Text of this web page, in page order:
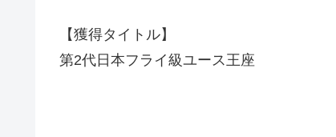
【獲得タイトル】
第2代日本フライ級ユース王座